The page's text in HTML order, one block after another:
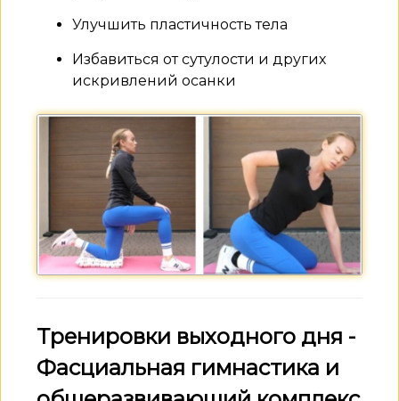
Улучшить пластичность тела
Избавиться от сутулости и других
искривлений осанки
Тренировки выходного дня -
Фасциальная гимнастика и